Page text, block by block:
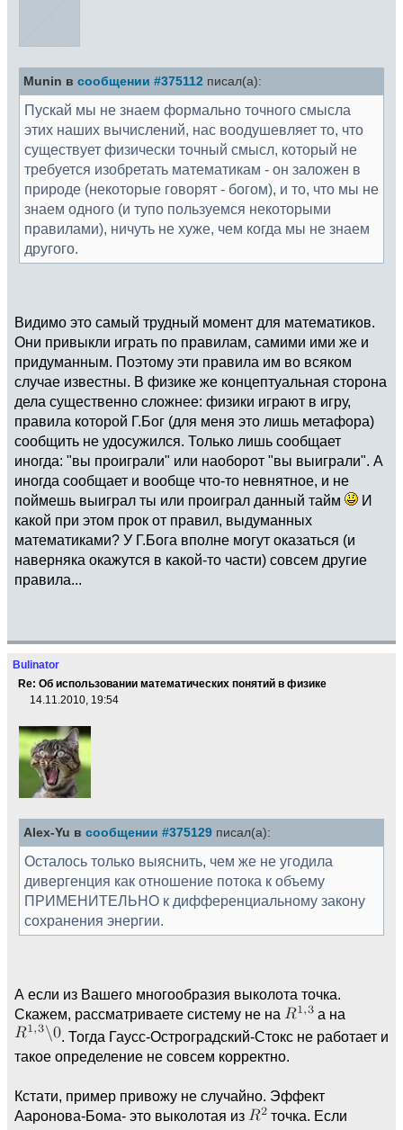
Munin в сообщении #375112 писал(а):
Пускай мы не знаем формально точного смысла
этих наших вычислений, нас воодушевляет то, что
существует физически точный смысл, который не
требуется изобретать математикам - он заложен в
природе (некоторые говорят - богом), и то, что мы не
знаем одного (и тупо пользуемся некоторыми
правилами), ничуть не хуже, чем когда мы не знаем
другого.
Видимо это самый трудный момент для математиков.
Они привыкли играть по правилам, самими ими же и
придуманным. Поэтому эти правила им во всяком
случае известны. В физике же концептуальная сторона
дела существенно сложнее: физики играют в игру,
правила которой Г.Бог (для меня это лишь метафора)
сообщить не удосужился. Только лишь сообщает
иногда: "вы проиграли" или наоборот "вы выиграли". А
иногда сообщает и вообще что-то невнятное, и не
поймешь выиграл ты или проиграл данный тайм
И
какой при этом прок от правил, выдуманных
математиками? У Г.Бога вполне могут оказаться (и
наверняка окажутся в какой-то части) совсем другие
правила...
Bulinator
Re: Об использовании математических понятий в физике
14.11.2010, 19:54
Alex-Yu в сообщении #375129 писал(а):
Осталось только выяснить, чем же не угодила
дивергенция как отношение потока к объему
ПРИМЕНИТЕЛЬНО к дифференциальному закону
сохранения энергии.
А если из Вашего многообразия выколота точка.
Скажем, рассматриваете систему не на
а на
. Тогда Гаусc-Остроградский-Стокс не работает и
такое определение не совсем корректно.
Кстати, пример привожу не случайно. Эффект
Ааронова-Бома- это выколотая из
точка. Если